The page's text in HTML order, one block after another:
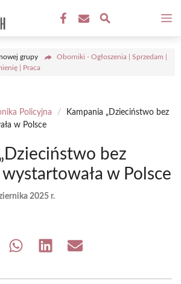
grupy
Oborniki - Ogłoszenia | Sprzedam |
| Praca
Policyjna /
Kampania „Dzieciństwo bez
w Polsce
bez
wystartowała w Polsce
2025 r.
Share Share Share